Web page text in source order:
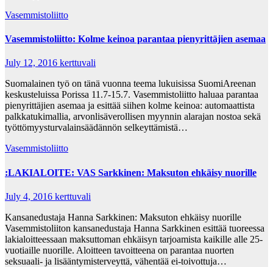
Vasemmistoliitto
Vasemmistoliitto: Kolme keinoa parantaa pienyrittäjien asemaa
July 12, 2016 kerttuvali
Suomalainen työ on tänä vuonna teema lukuisissa SuomiAreenan
keskusteluissa Porissa 11.7-15.7. Vasemmistoliitto haluaa parantaa
pienyrittäjien asemaa ja esittää siihen kolme keinoa: automaattista
palkkatukimallia, arvonlisäverollisen myynnin alarajan nostoa sekä
työttömyysturvalainsäädännön selkeyttämistä…
Vasemmistoliitto
:LAKIALOITE: VAS Sarkkinen: Maksuton ehkäisy nuorille
July 4, 2016 kerttuvali
Kansanedustaja Hanna Sarkkinen: Maksuton ehkäisy nuorille
Vasemmistoliiton kansanedustaja Hanna Sarkkinen esittää tuoreessa
lakialoitteessaan maksuttoman ehkäisyn tarjoamista kaikille alle 25-
vuotiaille nuorille. Aloitteen tavoitteena on parantaa nuorten
seksuaali- ja lisääntymisterveyttä, vähentää ei-toivottuja…